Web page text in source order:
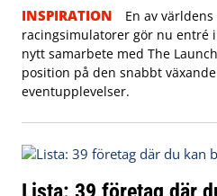
INSPIRATION
En av
racingsimulatorer gör nu entré
nytt samarbete med The
position på den snabbt
eventupplevelser.